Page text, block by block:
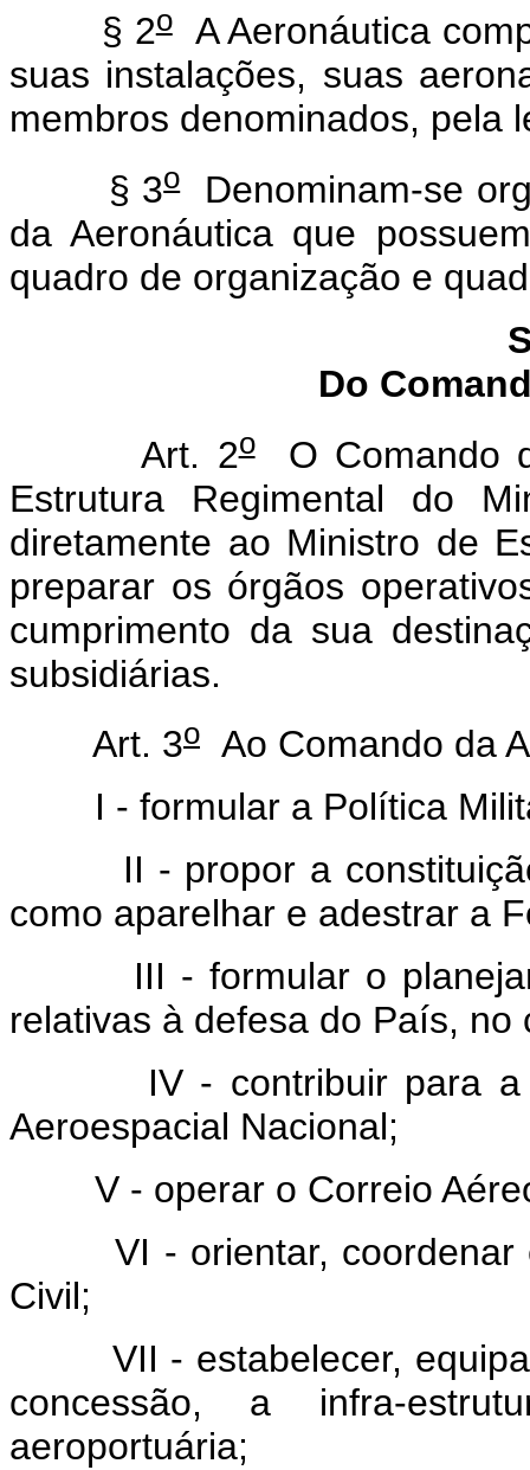
§ 2oA Aeronáutica
suas instalações, suas
membros denominados, pela
§ 3oDenominam-se
da Aeronáutica que
quadro de organização e
Do
Art. 2oO Comando
Estrutura Regimental do
diretamente ao Ministro de
preparar os órgãos
cumprimento da sua
subsidiárias.
Art. 3o Ao Comando da
I - formular a Política
II - propor a constituição,
como aparelhar e adestrar a
III - formular o
relativas à defesa do País, no
IV - contribuir para a
Aeroespacial Nacional;
V - operar o Correio
VI - orientar, coordenar e
Civil;
VII - estabelecer, equipar
concessão, a infra-
aeroportuária;